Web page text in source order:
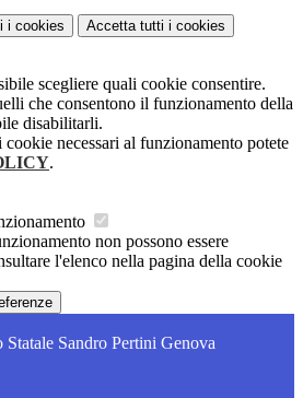
i cookies Accetta tutti i cookies
scegliere quali cookie consentire.
che consentono il funzionamento della
disabilitarli.
necessari al funzionamento potete
.
non possono essere
l'elenco nella pagina della cookie
Statale Sandro Pertini Genova